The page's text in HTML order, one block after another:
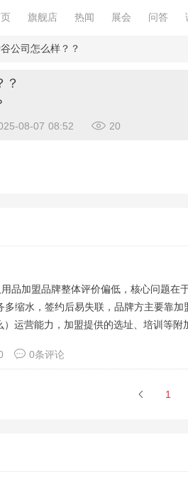
旗舰店 热闻 展会 问答
公司怎么样？？
？
08-07 08:52 20
品加盟品牌整体评价偏低，核心问题
多缩水，签约后易失联，品牌方主要靠
）运营能力，加盟提供的选址、培训等
0条评论
1